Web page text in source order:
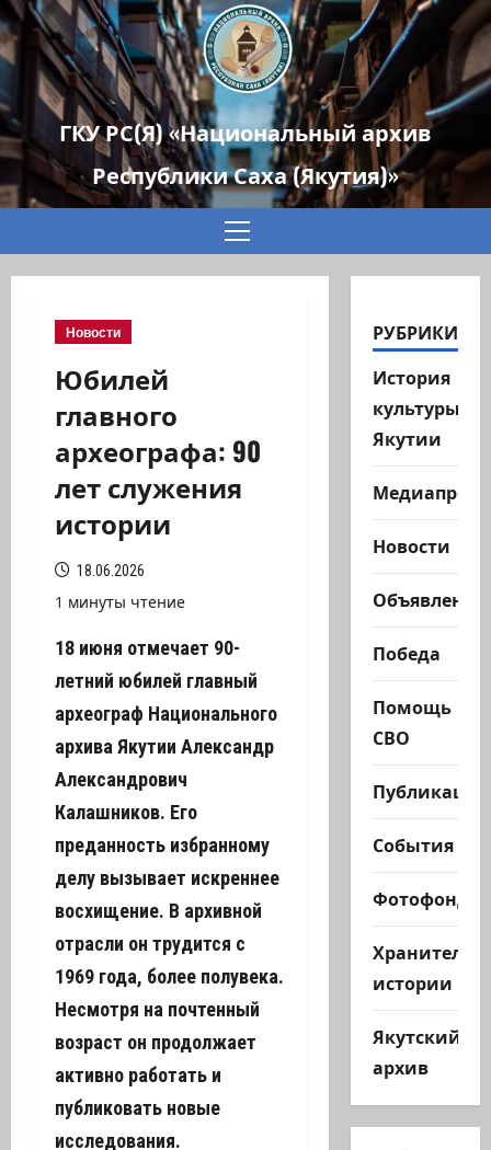
ГКУ РС(Я) «Национальный архив
Республики Саха (Якутия)»
Основное
Новости
Юбилей
главного
археографа: 90
лет служения
истории
18.06.2026
1 минуты чтение
18 июня отмечает 90-
летний юбилей главный
археограф Национального
архива Якутии Александр
Александрович
Калашников. Его
преданность избранному
делу вызывает искреннее
восхищение. В архивной
отрасли он трудится с
1969 года, более полувека.
Несмотря на почтенный
возраст он продолжает
активно работать и
публиковать новые
исследования.
РУБРИКИ
История
культуры
Якутии
Новости
Объявления
Победа
Помощь
СВО
Публикации
События
Фотофонд
Хранители
истории
Якутский
архив